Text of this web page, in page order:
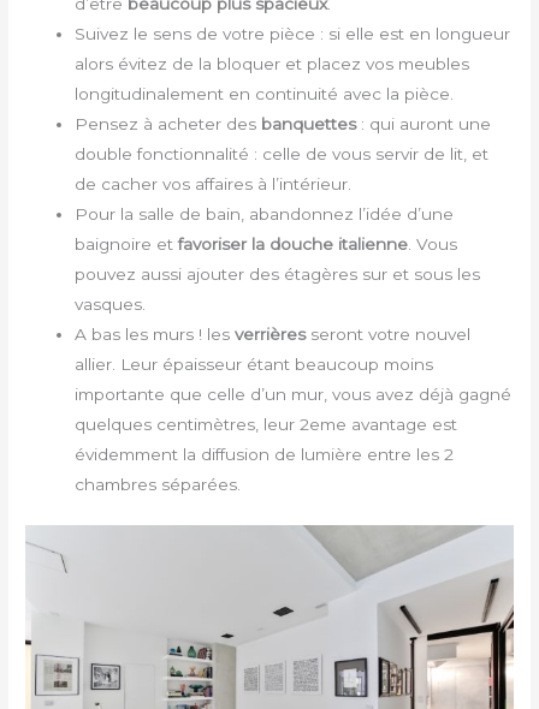
d’être beaucoup plus spacieux.
Suivez le sens de votre pièce : si elle est en longueur
alors évitez de la bloquer et placez vos meubles
longitudinalement en continuité avec la pièce.
Pensez à acheter des banquettes: qui auront une
double fonctionnalité : celle de vous servir de lit, et
de cacher vos affaires à l’intérieur.
Pour la salle de bain, abandonnez l’idée d’une
baignoire etfavoriser la douche italienne. Vous
pouvez aussi ajouter des étagères sur et sous les
vasques.
A bas les murs ! lesverrières seront votre nouvel
allier. Leur épaisseur étant beaucoup moins
importante que celle d’un mur, vous avez déjà gagné
quelques centimètres, leur 2eme avantage est
évidemment la diffusion de lumière entre les 2
chambres séparées.